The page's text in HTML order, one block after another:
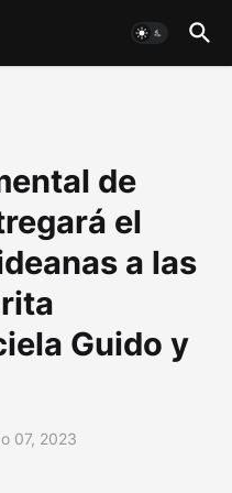
de
el
a las
Guido y
07, 2023